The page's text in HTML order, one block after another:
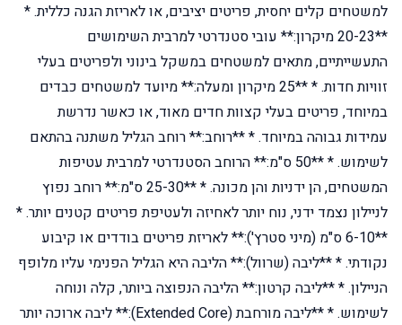
למשטחים קלים יחסית, פריטים יציבים, או לאריזת הגנה כללית. *
**20-23 מיקרון:** עובי סטנדרטי למרבית השימושים
התעשייתיים, מתאים למשטחים במשקל בינוני ולפריטים בעלי
זוויות חדות. * **25 מיקרון ומעלה:** מיועד למשטחים כבדים
במיוחד, פריטים בעלי קצוות חדים מאוד, או כאשר נדרשת
עמידות גבוהה במיוחד. * **רוחב:** רוחב הגליל משתנה בהתאם
לשימוש. * **50 ס"מ:** הרוחב הסטנדרטי למרבית עטיפות
המשטחים, הן ידניות והן מכונה. * **25-30 ס"מ:** רוחב נפוץ
לניילון נצמד ידני, נוח יותר לאחיזה ולעטיפת פריטים קטנים יותר. *
**6-10 ס"מ (מיני סטרץ'):** לאריזת פריטים בודדים או קיבוע
נקודתי. * **ליבה (שרוול):** הליבה היא הגליל הפנימי עליו מלופף
הניילון. * **ליבה קרטון:** הליבה הנפוצה ביותר, קלה ונוחה
לשימוש. * **ליבה מורחבת (Extended Core):** ליבה ארוכה יותר